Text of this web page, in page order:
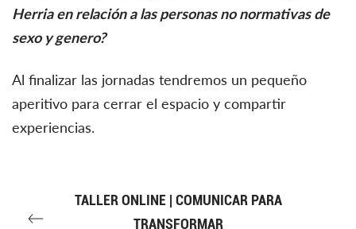
Herria en relación a las personas no normativas de
sexo y genero?
Al finalizar las jornadas tendremos un pequeño
aperitivo para cerrar el espacio y compartir
experiencias.
TALLER ONLINE | COMUNICAR PARA
TRANSFORMAR